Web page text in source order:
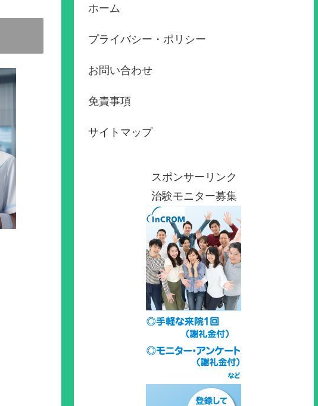
ホーム
プライバシー・ポリシー
お問い合わせ
免責事項
サイトマップ
スポンサーリンク
治験モニター募集